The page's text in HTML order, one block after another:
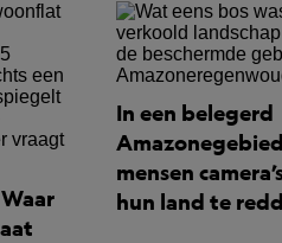
In een belegerd
mensen
hun land te